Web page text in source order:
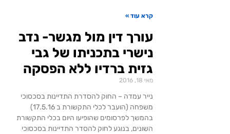
קרא עוד »
עורך דין מול מגשר- נדב
נישרי בתכניתו של גבי
גזית ברדיו ללא הפסקה
מאי 18, 2016
נייר עמדה – החוק להסדרת התדיינות בסכסוכי
משפחה (הועבר לכלי התקשורת ב 17.5.16)
בהמשך לפרסומים שהופיעו היום בכלי התקשורת
השונים, בנוגע לחוק להסדר התדיינות בסכסוכי